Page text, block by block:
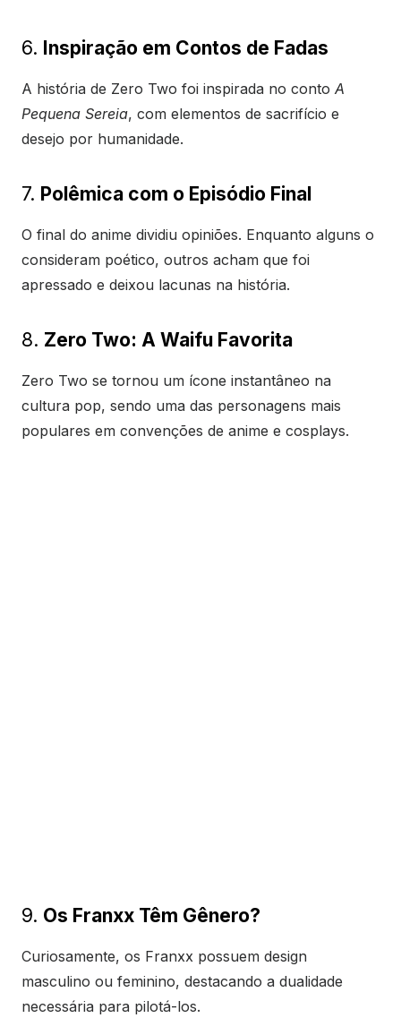
6. Inspiração em Contos de Fadas
A história de Zero Two foi inspirada no conto A
Pequena Sereia, com elementos de sacrifício e
desejo por humanidade.
7. Polêmica com o Episódio Final
O final do anime dividiu opiniões. Enquanto alguns o
consideram poético, outros acham que foi
apressado e deixou lacunas na história.
8. Zero Two: A Waifu Favorita
Zero Two se tornou um ícone instantâneo na
cultura pop, sendo uma das personagens mais
populares em convenções de anime e cosplays.
9. Os Franxx Têm Gênero?
Curiosamente, os Franxx possuem design
masculino ou feminino, destacando a dualidade
necessária para pilotá-los.